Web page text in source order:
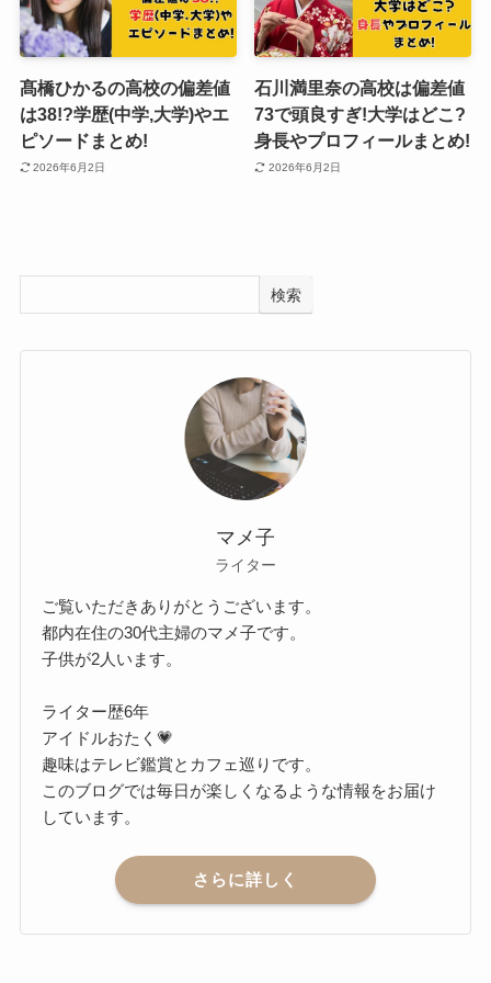
髙橋ひかるの高校の偏差値
は38!?学歴(中学,大学)やエ
ピソードまとめ!
2026年6月2日
石川満里奈の高校は偏差値
73で頭良すぎ!大学はどこ?
身長やプロフィールまとめ!
2026年6月2日
検索
マメ子
ライター
ご覧いただきありがとうございます。
都内在住の30代主婦のマメ子です。
子供が2人います。
ライター歴6年
アイドルおたく💗
趣味はテレビ鑑賞とカフェ巡りです。
このブログでは毎日が楽しくなるような情報をお届け
しています。
さらに詳しく